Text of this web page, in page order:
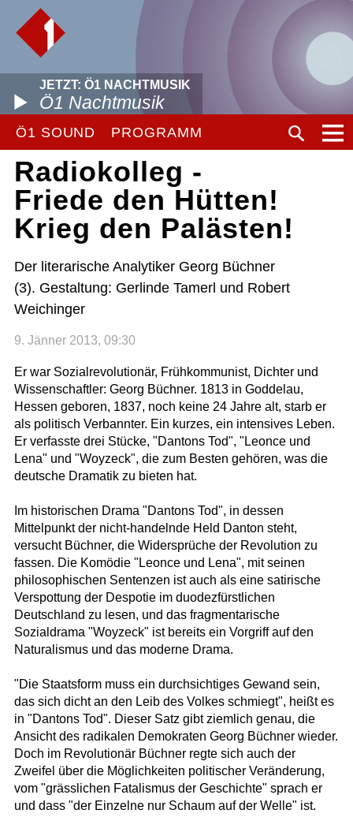
JETZT: Ö1 NACHTMUSIK
Ö1 Nachtmusik
Ö1 SOUND PROGRAMM
Radiokolleg -
Friede den Hütten!
Krieg den Palästen!
Der literarische Analytiker Georg Büchner
(3). Gestaltung: Gerlinde Tamerl und Robert
Weichinger
9. Jänner 2013, 09:30
Er war Sozialrevolutionär, Frühkommunist, Dichter und
Wissenschaftler: Georg Büchner. 1813 in Goddelau,
Hessen geboren, 1837, noch keine 24 Jahre alt, starb er
als politisch Verbannter. Ein kurzes, ein intensives Leben.
Er verfasste drei Stücke, "Dantons Tod", "Leonce und
Lena" und "Woyzeck", die zum Besten gehören, was die
deutsche Dramatik zu bieten hat.
Im historischen Drama "Dantons Tod", in dessen
Mittelpunkt der nicht-handelnde Held Danton steht,
versucht Büchner, die Widersprüche der Revolution zu
fassen. Die Komödie "Leonce und Lena", mit seinen
philosophischen Sentenzen ist auch als eine satirische
Verspottung der Despotie im duodezfürstlichen
Deutschland zu lesen, und das fragmentarische
Sozialdrama "Woyzeck" ist bereits ein Vorgriff auf den
Naturalismus und das moderne Drama.
"Die Staatsform muss ein durchsichtiges Gewand sein,
das sich dicht an den Leib des Volkes schmiegt", heißt es
in "Dantons Tod". Dieser Satz gibt ziemlich genau, die
Ansicht des radikalen Demokraten Georg Büchner wieder.
Doch im Revolutionär Büchner regte sich auch der
Zweifel über die Möglichkeiten politischer Veränderung,
vom "grässlichen Fatalismus der Geschichte" sprach er
und dass "der Einzelne nur Schaum auf der Welle" ist.